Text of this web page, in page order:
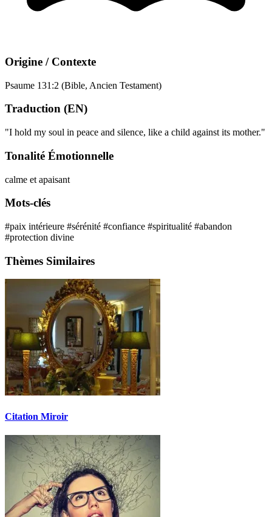
Origine / Contexte
Psaume 131:2 (Bible, Ancien Testament)
Traduction (EN)
"I hold my soul in peace and silence, like a child against its mother."
Tonalité Émotionnelle
calme et apaisant
Mots-clés
#paix intérieure #sérénité #confiance #spiritualité #abandon
#protection divine
Thèmes Similaires
Citation Miroir